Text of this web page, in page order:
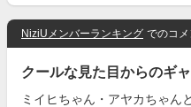
NiziUメンバーランキング でのコ
クールな見た目からのギ
ミイヒちゃん・アヤカちゃん